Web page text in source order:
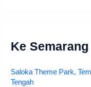
Ke Semarang
Saloka Theme Park,
Tengah